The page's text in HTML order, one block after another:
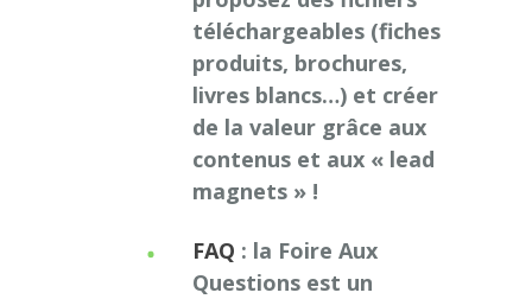
téléchargeables (fiches
produits, brochures,
livres blancs…) et créer
de la valeur grâce aux
contenus et aux « lead
magnets » !
FAQ : la Foire Aux
Questions est un